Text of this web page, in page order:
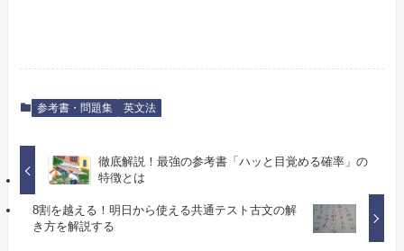
参考書・問題集 英文法
徹底解説！最強の参考書「ハッと目覚める確率」の
特徴とは
8割を越える！明日から使える共通テスト古文の解
き方を解説する